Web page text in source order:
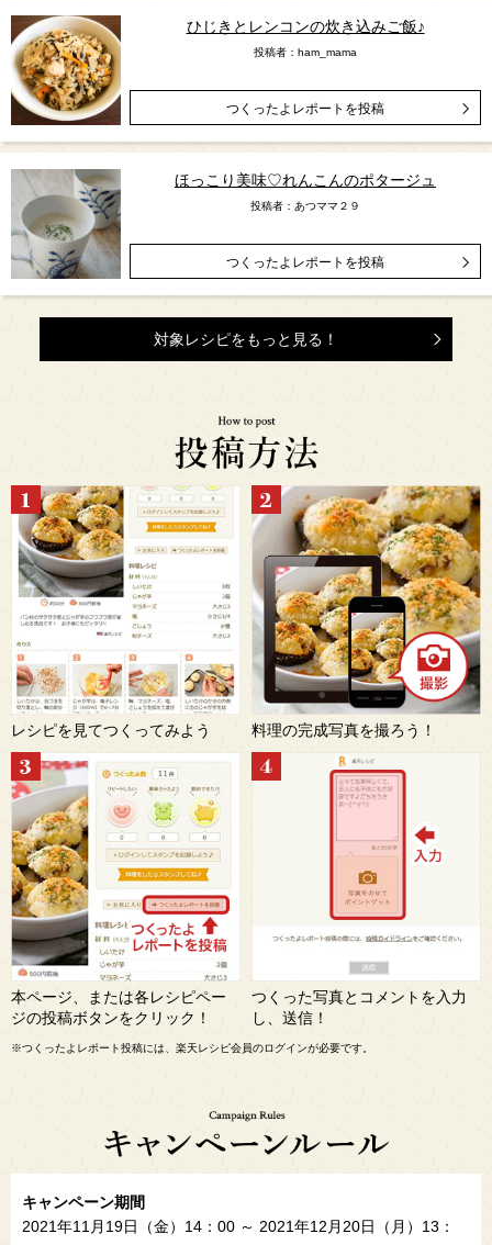
ひじきとレンコンの炊き込みご飯♪
投稿者：ham_mama
つくったよレポートを投稿
ほっこり美味♡れんこんのポタージュ
投稿者：あつママ２９
つくったよレポートを投稿
対象レシピをもっと見る！
レシピを見てつくってみよう 料理の完成写真を撮ろう！
本ページ、または各レシピペー
ジの投稿ボタンをクリック！
つくった写真とコメントを入力
し、送信！
※つくったよレポート投稿には、楽天レシピ会員のログインが必要です。
キャンペーン期間
2021年11月19日（金）14：00 ～ 2021年12月20日（月）13：